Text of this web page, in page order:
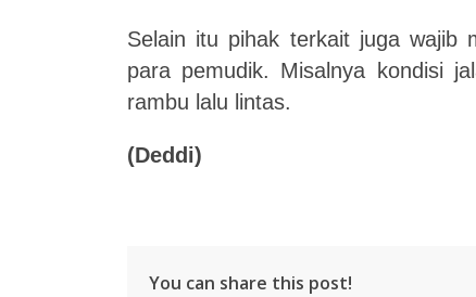
Selain itu pihak terkait juga wajib
para pemudik. Misalnya kondisi
rambu lalu lintas.
(Deddi)
You can share this post!